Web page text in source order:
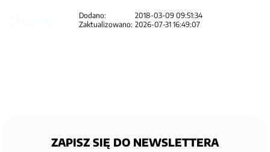
Dodano:
2018-03-09 09:51:34
Zaktualizowano: 2026-07-31 16:49:07
ZAPISZ SIĘ DO NEWSLETTERA